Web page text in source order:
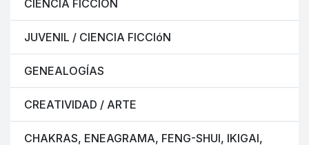
CIENCIA FICCIÓN
JUVENIL / CIENCIA FICCIóN
GENEALOGÍAS
CREATIVIDAD / ARTE
CHAKRAS, ENEAGRAMA, FENG-SHUI, IKIGAI,